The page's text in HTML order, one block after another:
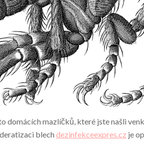
domácích mazlíčků, které jste našli
blech dezinfekceexpres.cz je